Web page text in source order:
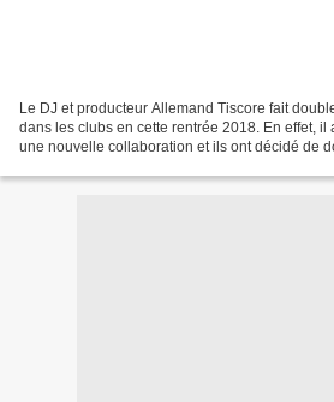
Le DJ et producteur Allemand Tiscore fait
dans les clubs en cette rentrée 2018. En effet,
une nouvelle collaboration et ils ont décidé de